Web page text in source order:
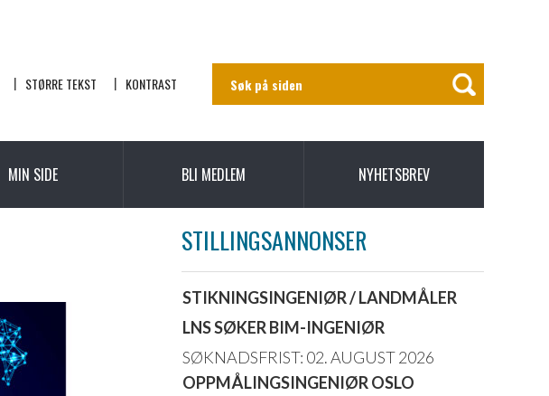
STØRRE TEKST KONTRAST
MIN SIDE BLI MEDLEM NYHETSBREV
STILLINGSANNONSER
STIKNINGSINGENIØR / LANDMÅLER
LNS SØKER BIM-INGENIØR
SØKNADSFRIST: 02. AUGUST 2026
OPPMÅLINGSINGENIØR OSLO